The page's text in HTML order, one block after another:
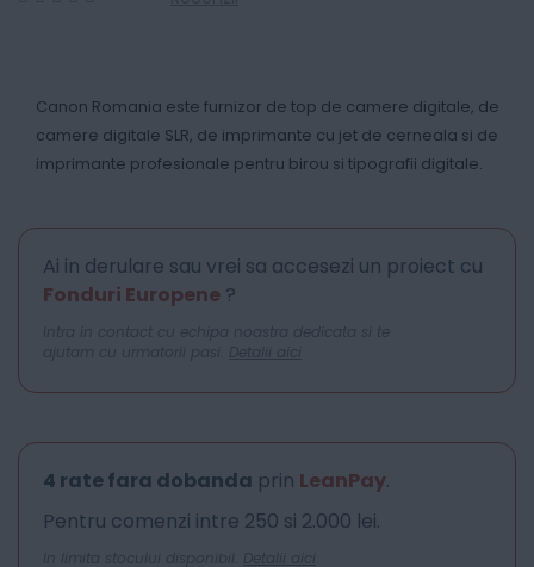
Canon Romania este furnizor de top de camere digitale, de
camere digitale SLR, de imprimante cu jet de cerneala si de
imprimante profesionale pentru birou si tipografii digitale.
Ai in derulare sau vrei sa accesezi un proiect cu
Fonduri Europene ?
Intra in contact cu echipa noastra dedicata si te
ajutam cu urmatorii pasi. Detalii aici
4 rate fara dobanda prin LeanPay.
Pentru comenzi intre 250 si 2.000 lei.
In limita stocului disponibil. Detalii aici